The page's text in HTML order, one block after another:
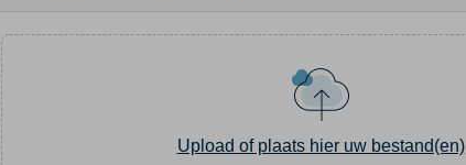
Upload of plaats hier uw bestand(en)